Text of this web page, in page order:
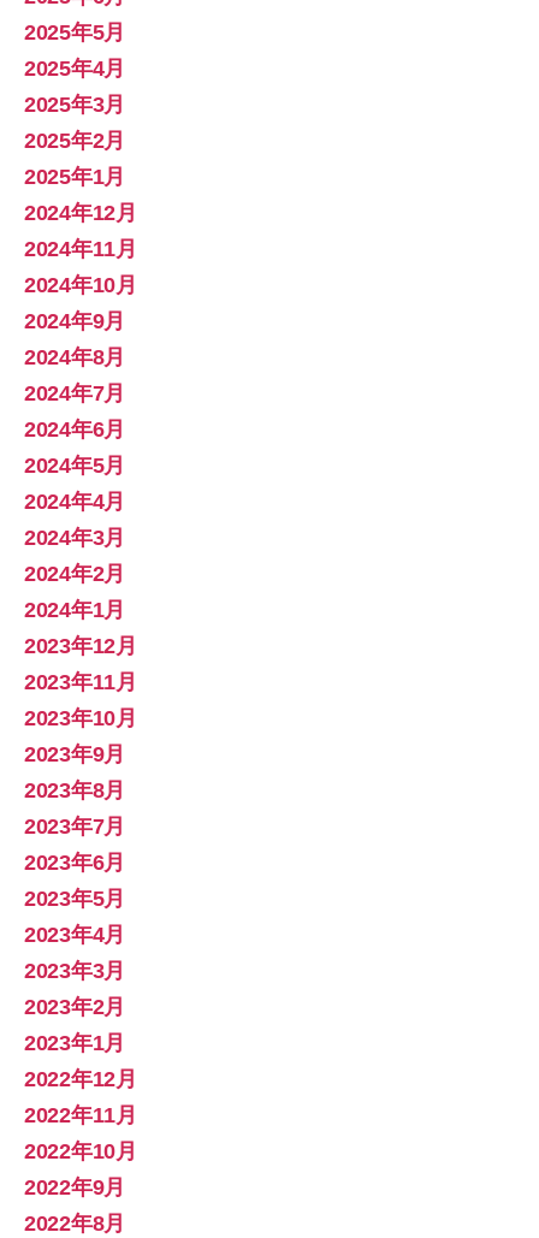
2025年5月
2025年4月
2025年3月
2025年2月
2025年1月
2024年12月
2024年11月
2024年10月
2024年9月
2024年8月
2024年7月
2024年6月
2024年5月
2024年4月
2024年3月
2024年2月
2024年1月
2023年12月
2023年11月
2023年10月
2023年9月
2023年8月
2023年7月
2023年6月
2023年5月
2023年4月
2023年3月
2023年2月
2023年1月
2022年12月
2022年11月
2022年10月
2022年9月
2022年8月